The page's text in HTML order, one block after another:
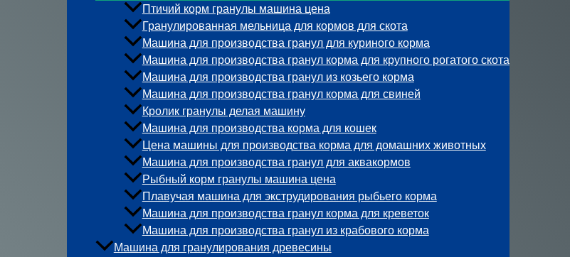
Птичий корм гранулы машина цена
Гранулированная мельница для кормов для скота
Машина для производства гранул для куриного корма
Машина для производства гранул корма для крупного рогатого скота
Машина для производства гранул из козьего корма
Машина для производства гранул корма для свиней
Кролик гранулы делая машину
Машина для производства корма для кошек
Цена машины для производства корма для домашних животных
Машина для производства гранул для аквакормов
Рыбный корм гранулы машина цена
Плавучая машина для экструдирования рыбьего корма
Машина для производства гранул корма для креветок
Машина для производства гранул из крабового корма
Машина для гранулирования древесины